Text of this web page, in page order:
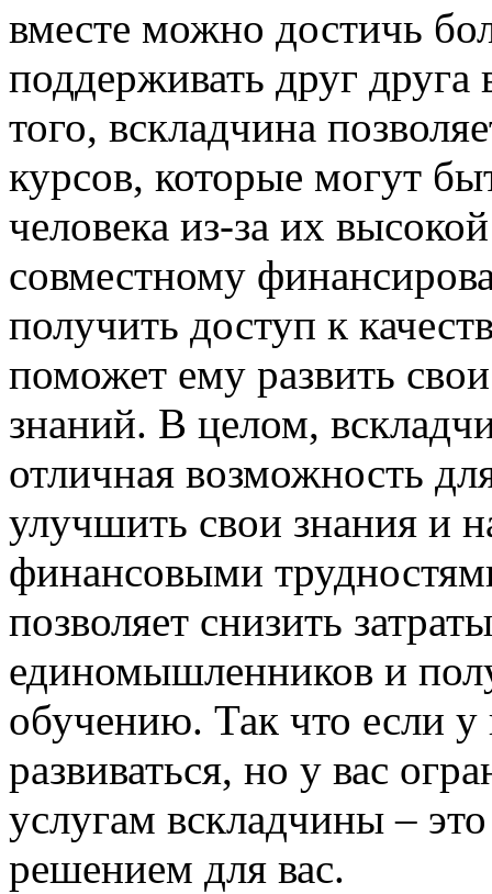
вместе можно достичь
поддерживать друг
того, вскладчина
курсов, которые могут
человека из-за их
совместному
получить доступ к
поможет ему развить
знаний. В целом,
отличная возможность
улучшить свои знания и
финансовыми
позволяет снизить
единомышленников и
обучению. Так что если у
развиваться, но у вас
услугам вскладчины –
решением для вас.